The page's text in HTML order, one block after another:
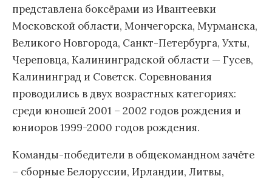
представлена боксёрами из Ивантеевки
Московской области, Мончегорска, Мурманска,
Великого Новгорода, Санкт-Петербурга, Ухты,
Череповца, Калининградской области — Гусев,
Калининград и Советск. Соревнования
проводились в двух возрастных категориях:
среди юношей 2001 – 2002 годов рождения и
юниоров 1999-2000 годов рождения.
Команды-победители в общекомандном зачёте
– сборные Белоруссии, Ирландии, Литвы,